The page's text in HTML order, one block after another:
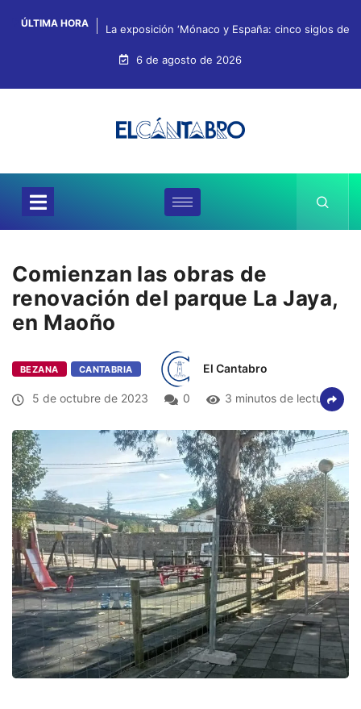
ÚLTIMA HORA La exposición ‘Mónaco y España: cinco siglos de
6 de agosto de 2026
Comienzan las obras de
renovación del parque La Jaya,
en Maoño
BEZANA CANTABRIA El Cantabro
5 de octubre de 2023 0 3 minutos de lectura